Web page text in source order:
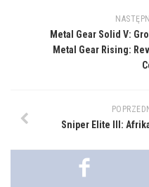
Metal Gear Solid V:
Metal Gear Rising:
Sniper Elite III: